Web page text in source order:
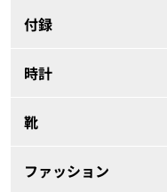
付録
時計
靴
ファッション